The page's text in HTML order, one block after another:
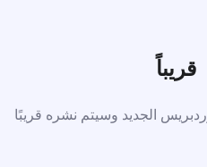
قريباً
الجديد وسيتم نشره قريبًا